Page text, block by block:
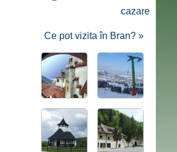
cazare
Ce pot vizita în Bran? »